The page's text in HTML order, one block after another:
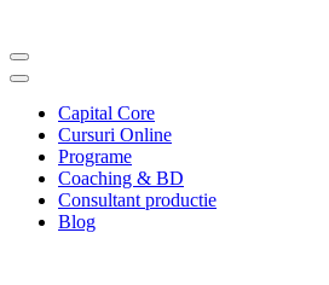
Capital Core
Cursuri Online
Programe
Coaching & BD
Consultant productie
Blog